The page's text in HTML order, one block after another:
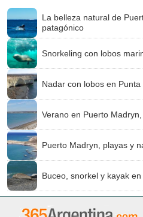
La belleza natural de
patagónico
Snorkeling con lobos
Nadar con lobos en Punta
Verano en Puerto
Puerto Madryn, playas y
Buceo, snorkel y kayak